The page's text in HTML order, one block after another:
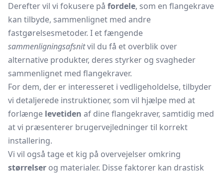
Derefter vil vi fokusere på fordele, som en flangekrave
kan tilbyde, sammenlignet med andre
fastgørelsesmetoder. I et fængende
sammenligningsafsnitvil du få et overblik over
alternative produkter, deres styrker og svagheder
sammenlignet med flangekraver.
For dem, der er interesseret i vedligeholdelse, tilbyder
vi detaljerede instruktioner, som vil hjælpe med at
forlænge levetiden af dine flangekraver, samtidig med
at vi præsenterer brugervejledninger til korrekt
installering.
Vi vil også tage et kig på overvejelser omkring
størrelser og materialer. Disse faktorer kan drastisk